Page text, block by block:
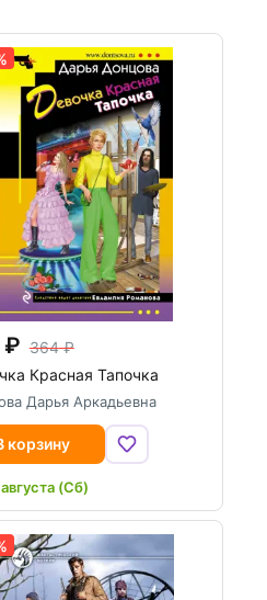
364
Красная Тапочка
Дарья Аркадьевна
корзину
(Сб)